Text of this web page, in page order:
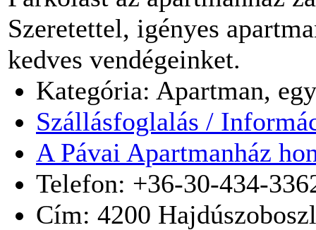
Szeretettel, igényes
kedves vendégeinket.
Kategória: Apartman,
Szállásfoglalás /
A Pávai Apartmanház
Telefon: +36-30-434-
Cím: 4200